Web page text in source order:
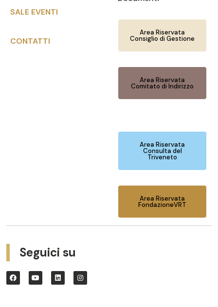
SALE EVENTI
CONTATTI
Area Riservata
Consiglio di Gestione
Area Riservata
Comitato di Indirizzo
Area Riservata
Consulta del
Triveneto
Area Riservata
FondazioneVRT
Seguici su